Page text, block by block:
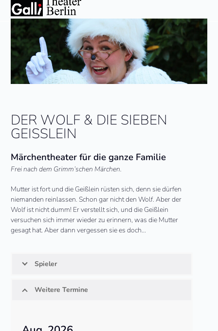
mobile
menu
mobile
menu
DER WOLF & DIE SIEBEN
GEISSLEIN
Märchentheater für die ganze Familie
Frei nach dem Grimm’schen Märchen.
Mutter ist fort und die Geißlein rüsten sich, denn sie dürfen
niemanden reinlassen. Schon gar nicht den Wolf. Aber der
Wolf ist nicht dumm! Er verstellt sich, und die Geißlein
versuchen sich immer wieder zu erinnern, was die Mutter
gesagt hat. Aber dann vergessen sie es doch…
Spieler
Weitere Termine